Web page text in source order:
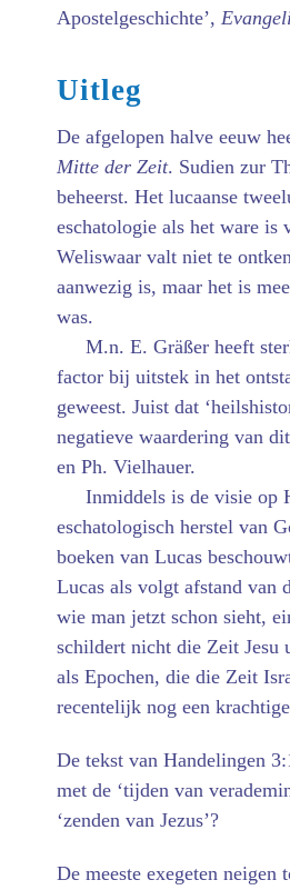
Apostelgeschichte’,
Uitleg
De afgelopen halve eeuw
Mitte der Zeit. Sudien zur
beheerst. Het lucaanse
eschatologie als het ware
Weliswaar valt niet te
aanwezig is, maar het is
was.
M.n. E. Gräßer heeft
factor bij uitstek in het
geweest. Juist dat
negatieve waardering van
en Ph. Vielhauer.
Inmiddels is de visie op
eschatologisch herstel van
boeken van Lucas
Lucas als volgt afstand van
wie man jetzt schon sieht,
schildert nicht die Zeit Jesu
als Epochen, die die Zeit
recentelijk nog een
De tekst van Handelingen
met de ‘tijden van
‘zenden van Jezus’?
De meeste exegeten neigen